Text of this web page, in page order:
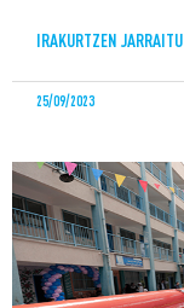
IRAKURTZEN JARRAITU
25/09/2023